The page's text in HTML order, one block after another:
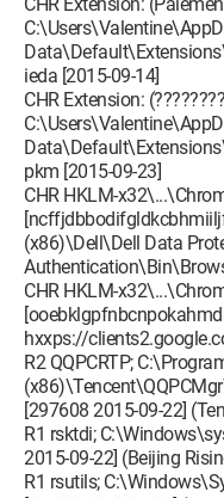
ieda [2015-09-14]
CHR Extension:
pkm [2015-09-23]
CHR HKLM-
(x86)\Dell\Dell Data
CHR HKLM-
hxxps://
R2 QQPCRTP;
[297608 2015-09-22]
R1 rsktdi;
2015-09-22] (Beijing
R1 rsutils;